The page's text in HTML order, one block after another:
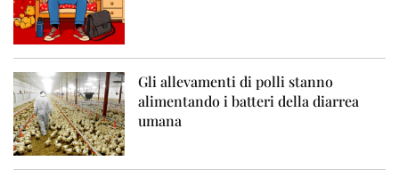
Gli allevamenti di polli stanno
alimentando i batteri della diarrea
umana